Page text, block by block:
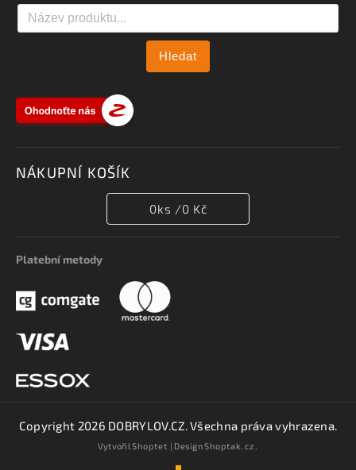
Hledat
NÁKUPNÍ KOŠÍK
0ks /0 Kč
Platební metody
Copyright 2026 DOBRYLOV.CZ. Všechna práva vyhrazena.
VytvořilShoptet | DesignShoptak.cz.